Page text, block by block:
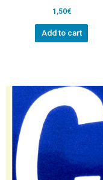
1,50€
Add to cart